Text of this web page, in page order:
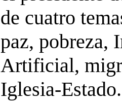
de cuatro
paz, pobreza,
Artificial,
Iglesia-Estado.